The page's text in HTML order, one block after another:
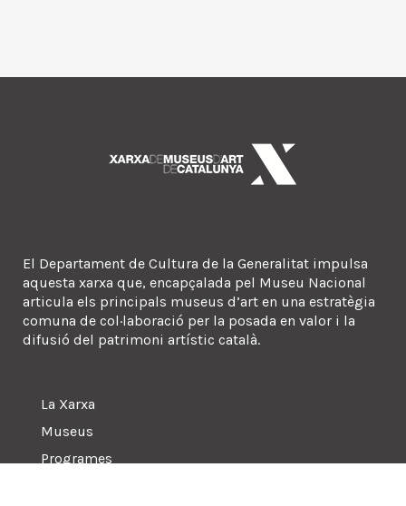
El Departament de Cultura de la Generalitat impulsa
aquesta xarxa que, encapçalada pel Museu Nacional
articula els principals museus d’art en una estratègia
comuna de col·laboració per la posada en valor i la
difusió del patrimoni artístic català.
La Xarxa
Museus
Programes